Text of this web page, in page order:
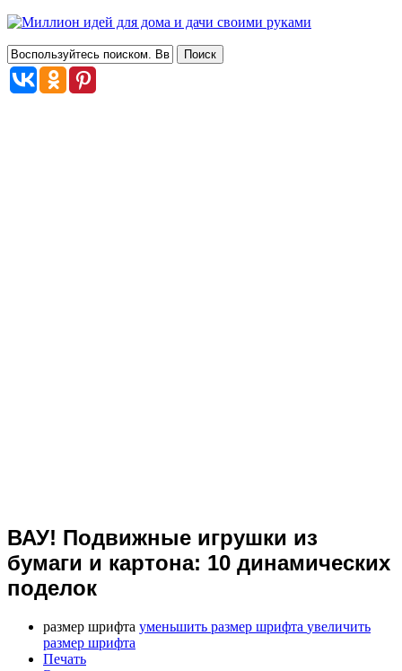
ВАУ! Подвижные игрушки из
бумаги и картона: 10 динамических
поделок
размер шрифта уменьшить размер шрифта увеличить
размер шрифта
Печать